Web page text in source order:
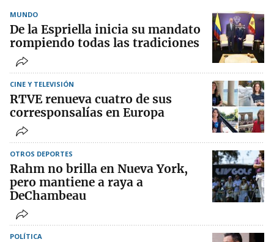
MUNDO
De la Espriella inicia su mandato
rompiendo todas las tradiciones
CINE Y TELEVISIÓN
RTVE renueva cuatro de sus
corresponsalías en Europa
OTROS DEPORTES
Rahm no brilla en Nueva York,
pero mantiene a raya a
DeChambeau
POLÍTICA